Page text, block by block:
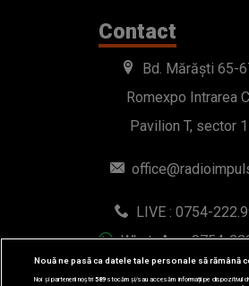
Contact
Bd. Mărăști 65-
Romexpo Intrarea
Pavilion T, sector 1
LIVE : 0754-
WhatsApp: 0754-
Nouă ne pasă ca datele tale personale să rămână
Noi și partenerii noștri589stocăm și/sau accesăm informații pe dispozitivul